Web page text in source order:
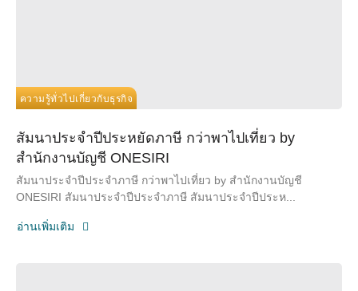
ความรู้ทั่วไปเกี่ยวกับธุรกิจ
สัมนาประจำปีประหยัดภาษี กว่าพาไปเที่ยว by
สำนักงานบัญชี ONESIRI
สัมนาประจำปีประจำภาษี กว่าพาไปเที่ยว by สำนักงานบัญชี
ONESIRI สัมนาประจำปีประจำภาษี สัมนาประจำปีประห...
อ่านเพิ่มเติม